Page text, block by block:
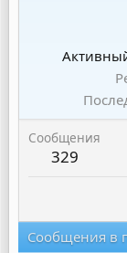
Сообщения
329
Сообщения в